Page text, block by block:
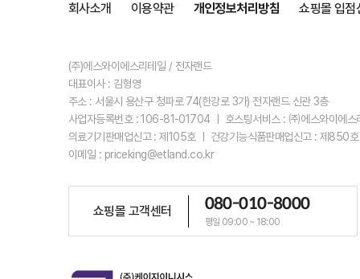
회사소개 이용약관 개인정보처리방침 쇼핑몰 입점
(주)에스와이에스리테일 / 전자랜드
대표이사 : 김형영
주소 : 서울시 용산구 청파로 74(한강로 3가) 전자랜드 신관 3층
사업자등록번호 : 106-81-01704 ㅣ 호스팅서비스 : ㈜에스와이에
의료기기판매업신고 : 제105호 ㅣ 건강기능식품판매업신고 : 제850
이메일 : priceking@etland.co.kr
쇼핑몰 고객센터 080-010-8000
평일 09:00 ~ 18:00